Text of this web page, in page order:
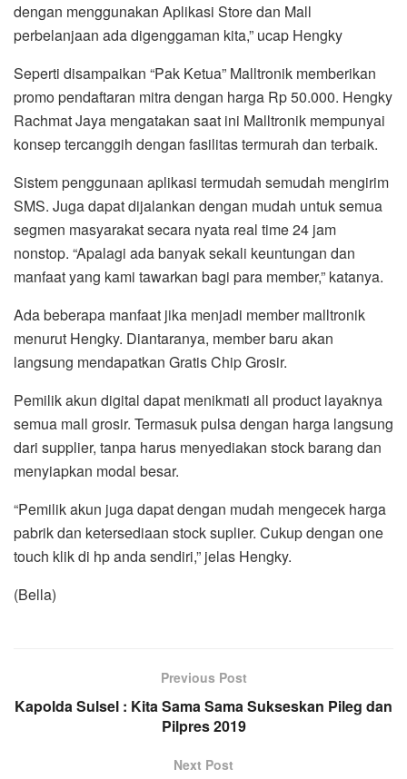
dengan menggunakan Aplikasi Store dan Mall
perbelanjaan ada digenggaman kita,” ucap Hengky
Seperti disampaikan “Pak Ketua” Malltronik memberikan
promo pendaftaran mitra dengan harga Rp 50.000. Hengky
Rachmat Jaya mengatakan saat ini Malltronik mempunyai
konsep tercanggih dengan fasilitas termurah dan terbaik.
Sistem penggunaan aplikasi termudah semudah mengirim
SMS. Juga dapat dijalankan dengan mudah untuk semua
segmen masyarakat secara nyata real time 24 jam
nonstop. “Apalagi ada banyak sekali keuntungan dan
manfaat yang kami tawarkan bagi para member,” katanya.
Ada beberapa manfaat jika menjadi member malltronik
menurut Hengky. Diantaranya, member baru akan
langsung mendapatkan Gratis Chip Grosir.
Pemilik akun digital dapat menikmati all product layaknya
semua mall grosir. Termasuk pulsa dengan harga langsung
dari supplier, tanpa harus menyediakan stock barang dan
menyiapkan modal besar.
“Pemilik akun juga dapat dengan mudah mengecek harga
pabrik dan ketersediaan stock suplier. Cukup dengan one
touch klik di hp anda sendiri,” jelas Hengky.
(Bella)
Previous Post
Kapolda Sulsel : Kita Sama Sama Sukseskan Pileg dan
Pilpres 2019
Next Post